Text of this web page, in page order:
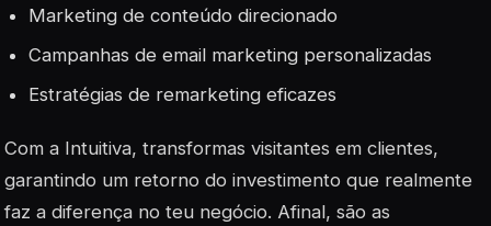
Marketing de conteúdo direcionado
Campanhas de email marketing personalizadas
Estratégias de remarketing eficazes
Com a Intuitiva, transformas visitantes em clientes,
garantindo um retorno do investimento que realmente
faz a diferença no teu negócio. Afinal, são as